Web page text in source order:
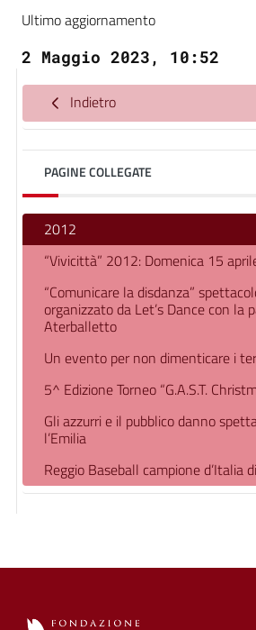
Ultimo aggiornamento
2 Maggio 2023, 10:52
Indietro
PAGINE COLLEGATE
2012
“Vivicittà” 2012: Domenica 15
“Comunicare la disdanza”
organizzato da Let’s Dance con la
Aterballetto
Un evento per non dimenticare i
5^ Edizione Torneo “G.A.S.T.
Gli azzurri e il pubblico danno
l’Emilia
Reggio Baseball campione d’Italia